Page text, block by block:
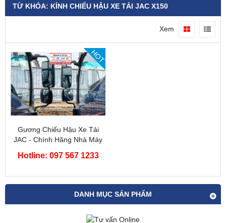
DANH MỤC SẢN PHẨM
TỪ KHÓA: KÍNH CHIẾU HẬU XE TẢI JAC X150
Xem
HOT
Gương Chiếu Hậu Xe Tải
JAC - Chính Hãng Nhà Máy
Hotline: 097 567 1233